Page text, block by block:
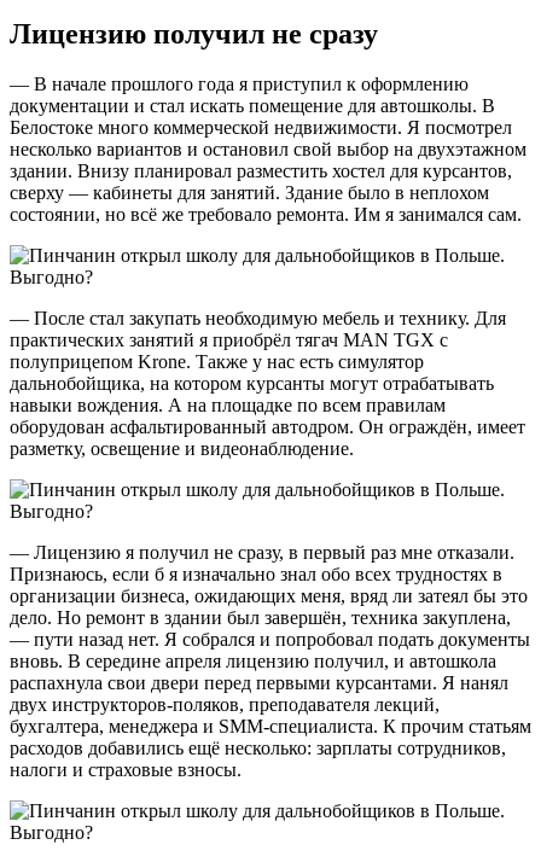
Лицензию получил не сразу
— В начале прошлого года я приступил к оформлению
документации и стал искать помещение для автошколы. В
Белостоке много коммерческой недвижимости. Я посмотрел
несколько вариантов и остановил свой выбор на двухэтажном
здании. Внизу планировал разместить хостел для курсантов,
сверху — кабинеты для занятий. Здание было в неплохом
состоянии, но всё же требовало ремонта. Им я занимался сам.
— После стал закупать необходимую мебель и технику. Для
практических занятий я приобрёл тягач MAN TGX c
полуприцепом Krone. Также у нас есть симулятор
дальнобойщика, на котором курсанты могут отрабатывать
навыки вождения. А на площадке по всем правилам
оборудован асфальтированный автодром. Он ограждён, имеет
разметку, освещение и видеонаблюдение.
— Лицензию я получил не сразу, в первый раз мне отказали.
Признаюсь, если б я изначально знал обо всех трудностях в
организации бизнеса, ожидающих меня, вряд ли затеял бы это
дело. Но ремонт в здании был завершён, техника закуплена,
— пути назад нет. Я собрался и попробовал подать документы
вновь. В середине апреля лицензию получил, и автошкола
распахнула свои двери перед первыми курсантами. Я нанял
двух инструкторов-поляков, преподавателя лекций,
бухгалтера, менеджера и SММ-специалиста. К прочим статьям
расходов добавились ещё несколько: зарплаты сотрудников,
налоги и страховые взносы.